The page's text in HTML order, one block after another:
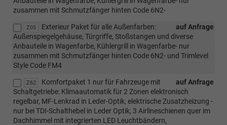
zusammen mit Schmutzfänger hinten Code 6N2-
Z05 auf Anfrage
Exterieur Paket für alle Außenfarben:
Außenspiegelgehäuse, Türgriffe, Stoßstangen und diverse
Anbauteile in Wagenfarbe, Kühlergrill in Wagenfarbe- nur
zusammen mit Schmutzfänger hinten Code 6N2- und Trimlevel
Style Code FM4
Z62 auf Anfrage
Komfortpaket 1 nur für Fahrzeuge mit
Schaltgetriebe: Klimaautomatik für 2 Zonen elektronisch
regelbar, MF-Lenkrad in Leder-Optik, elektrische Zusatzheizung -
nur bei TDI-Schalthebel in Leder Optik, 3 Airlineschienen quer im
Dachhimmel mit integrierten LED Leuchtbändern,